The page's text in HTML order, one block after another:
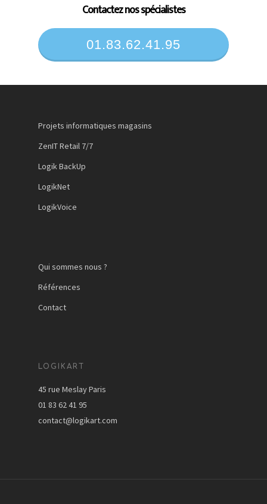
Contactez nos spécialistes
01.83.62.41.95
Projets informatiques magasins
ZenIT Retail 7/7
Logik BackUp
LogikNet
LogikVoice
Qui sommes nous ?
Références
Contact
LOGIKART
45 rue Meslay Paris
01 83 62 41 95
contact@logikart.com